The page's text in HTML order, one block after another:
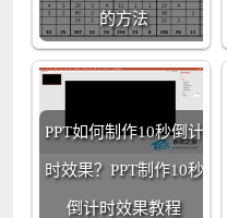
的方法
PPT如何制作10秒倒计
时效果？PPT制作10秒
倒计时效果教程